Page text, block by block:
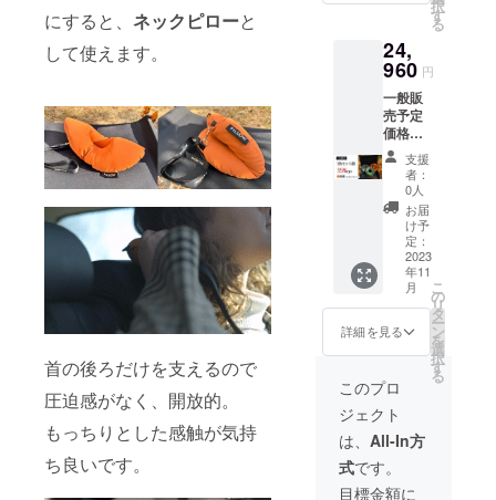
にすると、 ネックピローと
して使えます。
首の後ろだけを支えるので
圧迫感がなく、開放的。
もっちりとした感触が気持
ち良いです。
合等に
より出
荷時期
が遅れ
る場合
があり
ます
す。 ※
デザイ
ン・仕
様は変
更にな
る可能
性もご
ざいま
す。ご
了承く
ださ
い。 ※
ご注文
状況、
使用部
給状
況、製
上の都
合等に
より出
荷時期
る場合
があり
*********
*********
*********
*********
【注意
点】 ※
皆様の
ご支援
により
量産効
率が向
上した
場合、
正規販
売価格
が販売
予定価
可能性
いま
す。 ※
デザイ
ン・仕
様は変
*********
内容]
PILLOW
2個 ス
ポーツ
(オレン
ジ) ・
オー
シャン
(ブルー)
・ フォ
レスト
(グリー
ン) から
お好き
な色の
組み合
わせを
い
*********
*********
*********
*********
【注意
点】 ※
択
す
る
24,
960 円
一般販
売予定
価格
38,400
円(税込)
3色セッ
ト
35%OF
F →
24,960
円(税込)
*********
*********
*********
*********
[お届け
内容]
PILLOW
3個 ス
ポーツ
(オレン
ジ) ・
フォレ
支援
者：
0人
お届
け予
定：
2023
年11
月
詳細を見る
こ
の
リ
タ
ー
ン
を
選
択
す
る
このプロ
ジェクト
は、 All-In方
式です。
目標金額に